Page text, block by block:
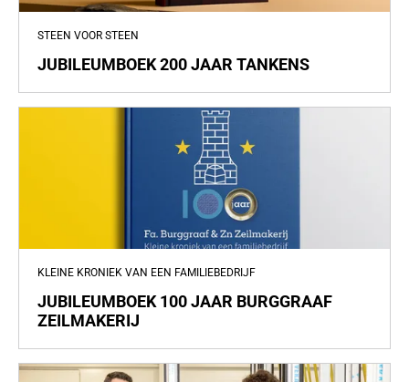
STEEN VOOR STEEN
JUBILEUMBOEK 200 JAAR TANKENS
KLEINE KRONIEK VAN EEN FAMILIEBEDRIJF
JUBILEUMBOEK 100 JAAR BURGGRAAF
ZEILMAKERIJ